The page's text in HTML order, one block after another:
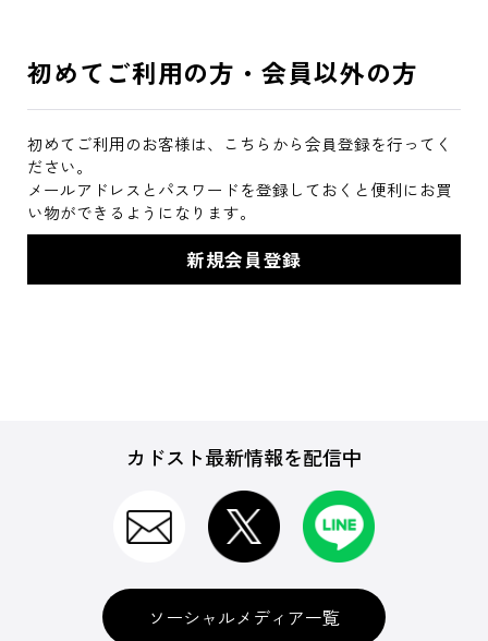
初めてご利用の方・会員以外の方
初めてご利用のお客様は、こちらから会員登録を行ってく
ださい。
メールアドレスとパスワードを登録しておくと便利にお買
い物ができるようになります。
カドスト最新情報を配信中
ソーシャルメディア一覧